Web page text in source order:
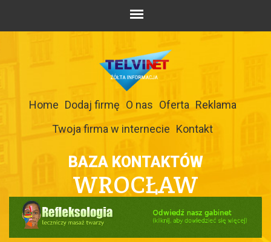
Home Dodaj firmę O nas Oferta Reklama
Twoja firma w internecie Kontakt
BAZA KONTAKTÓW
WROCŁAW